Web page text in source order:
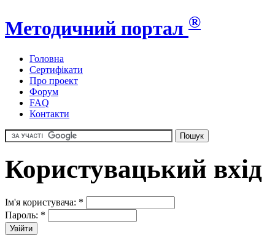
Методичний портал ®
Головна
Сертифікати
Про проект
Форум
FAQ
Контакти
Користувацький вхід
Ім'я користувача: *
Пароль: *